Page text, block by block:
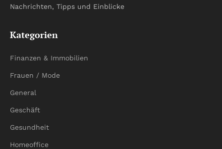
Nachrichten, Tipps und Einblicke
Kategorien
Finanzen & Immobilien
Frauen / Mode
General
Geschäft
Gesundheit
Homeoffice